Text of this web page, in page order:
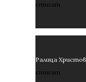
стигат
Ралица
стигат